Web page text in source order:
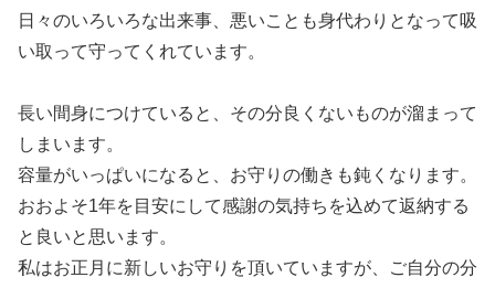
日々のいろいろな出来事、悪いことも身代わりとなって吸
い取って守ってくれています。
長い間身につけていると、その分良くないものが溜まって
しまいます。
容量がいっぱいになると、お守りの働きも鈍くなります。
おおよそ1年を目安にして感謝の気持ちを込めて返納する
と良いと思います。
私はお正月に新しいお守りを頂いていますが、ご自分の分